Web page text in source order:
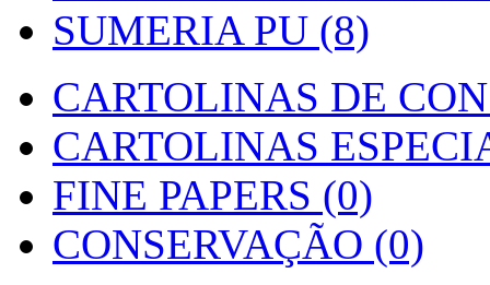
SUMERIA PU (8)
CARTOLINAS DE
CARTOLINAS
FINE PAPERS (0)
CONSERVAÇÃO (0)